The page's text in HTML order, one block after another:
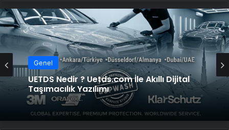
Genel
UETDS Nedir ? Uetds.com İle Akıllı Dijital
Taşımacılık Yazılımı